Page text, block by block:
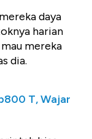
daya
harian
mereka
dia.
T, Wajar